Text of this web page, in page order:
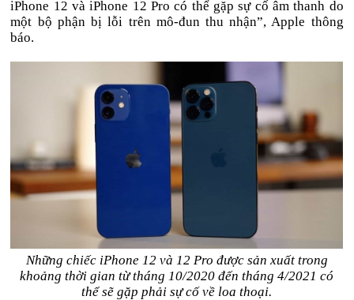
iPhone 12 và iPhone 12 Pro có thể gặp sự cố âm thanh do
một bộ phận bị lỗi trên mô-đun thu nhận”, Apple thông
báo.
Những chiếc iPhone 12 và 12 Pro được sản xuất trong
khoảng thời gian từ tháng 10/2020 đến tháng 4/2021 có
thể sẽ gặp phải sự cố về loa thoại.